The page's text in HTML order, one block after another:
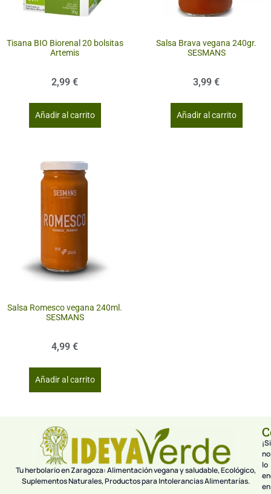
Tisana BIO Biorenal 20 bolsitas
Artemis
2,99 €
Añadir al carrito
Salsa Brava vegana 240gr.
SESMANS
3,99 €
Añadir al carrito
Salsa Romesco vegana 240ml.
SESMANS
4,99 €
Añadir al carrito
Tu herbolario en Zaragoza: Alimentación vegana y saludable, Ecológico,
Suplementos Naturales, Productos para Intolerancias Alimentarías.
¡Si
no
lo
en